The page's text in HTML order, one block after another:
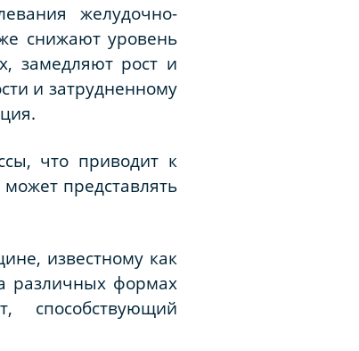
желудочно-
снижают уровень
замедляют рост и
и затрудненному
что приводит к
представлять
известному как
различных формах
способствующий